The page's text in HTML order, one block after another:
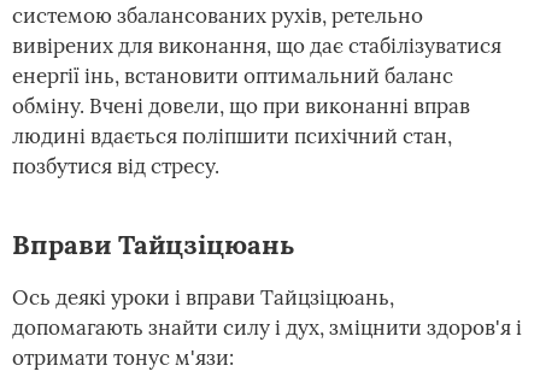
системою збалансованих рухів, ретельно
вивірених для виконання, що дає стабілізуватися
енергії інь, встановити оптимальний баланс
обміну. Вчені довели, що при виконанні вправ
людині вдається поліпшити психічний стан,
позбутися від стресу.
Вправи Тайцзіцюань
Ось деякі уроки і вправи Тайцзіцюань,
допомагають знайти силу і дух, зміцнити здоров'я і
отримати тонус м'язи: